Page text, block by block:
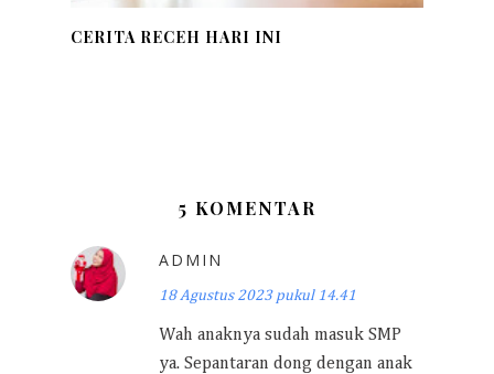
CERITA RECEH HARI INI
5 KOMENTAR
ADMIN
18 Agustus 2023 pukul 14.41
Wah anaknya sudah masuk SMP
ya. Sepantaran dong dengan anak